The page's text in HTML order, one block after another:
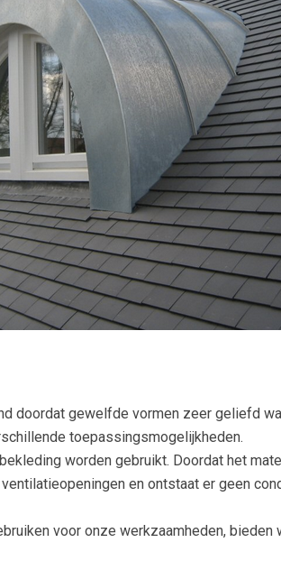
doordat gewelfde vormen zeer geliefd
toepassingsmogelijkheden.
worden gebruikt. Doordat het
en ontstaat er geen
voor onze werkzaamheden,